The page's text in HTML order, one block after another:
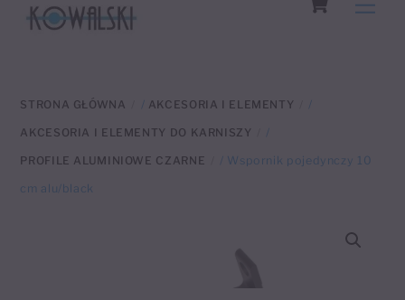
STRONA GŁÓWNA / AKCESORIA I ELEMENTY /
AKCESORIA I ELEMENTY DO KARNISZY /
PROFILE ALUMINIOWE CZARNE / Wspornik pojedynczy 10
cm alu/black